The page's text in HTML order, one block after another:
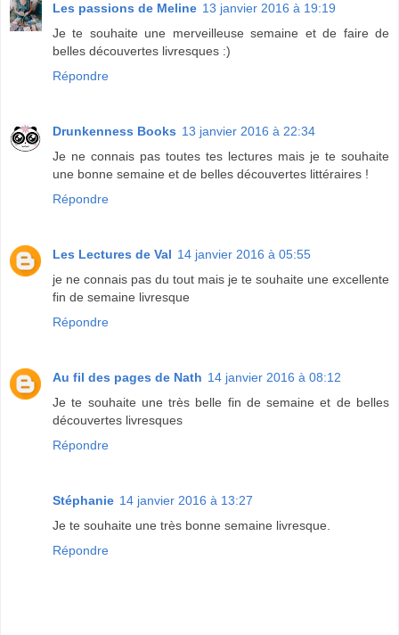
Les passions de Meline 13 janvier 2016 à 19:19
Je te souhaite une merveilleuse semaine et de faire de
belles découvertes livresques :)
Répondre
Drunkenness Books 13 janvier 2016 à 22:34
Je ne connais pas toutes tes lectures mais je te souhaite
une bonne semaine et de belles découvertes littéraires !
Répondre
Les Lectures de Val 14 janvier 2016 à 05:55
je ne connais pas du tout mais je te souhaite une excellente
fin de semaine livresque
Répondre
Au fil des pages de Nath 14 janvier 2016 à 08:12
Je te souhaite une très belle fin de semaine et de belles
découvertes livresques
Répondre
Stéphanie 14 janvier 2016 à 13:27
Je te souhaite une très bonne semaine livresque.
Répondre